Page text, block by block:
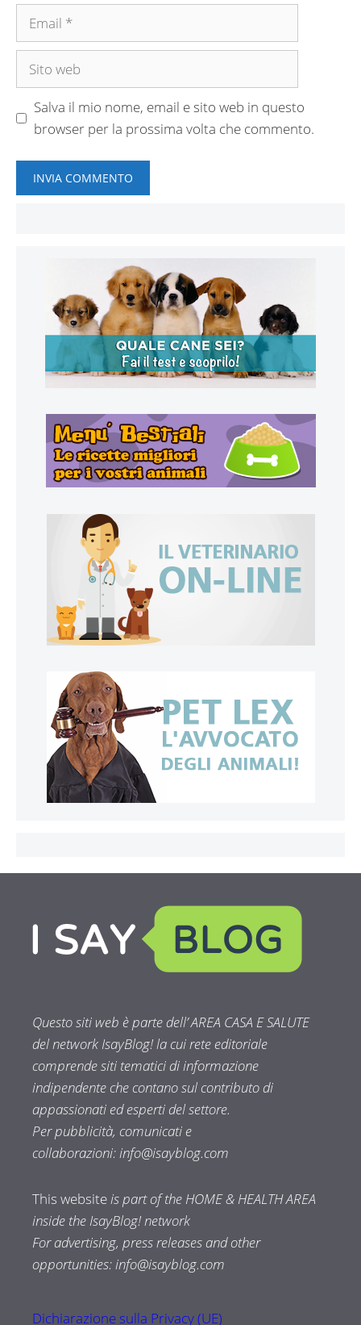
Email
Sito
Salva il mio nome, email e sito web in questo
browser per la prossima volta che commento.
Questo siti web è parte dell’ AREA CASA E SALUTE
del network IsayBlog! la cui rete editoriale
comprende siti tematici di informazione
indipendente che contano sul contributo di
appassionati ed esperti del settore.
Per pubblicità, comunicati e
collaborazioni:info@isayblog.com
This websiteis part of the HOME & HEALTH AREA
inside the IsayBlog! network
For advertising, press releases and other
opportunities:info@isayblog.com
Dichiarazione sulla Privacy (UE)